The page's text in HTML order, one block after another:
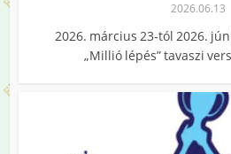
2026.06.13
2026. március 23-tól 2026.
„Millió lépés” tavaszi